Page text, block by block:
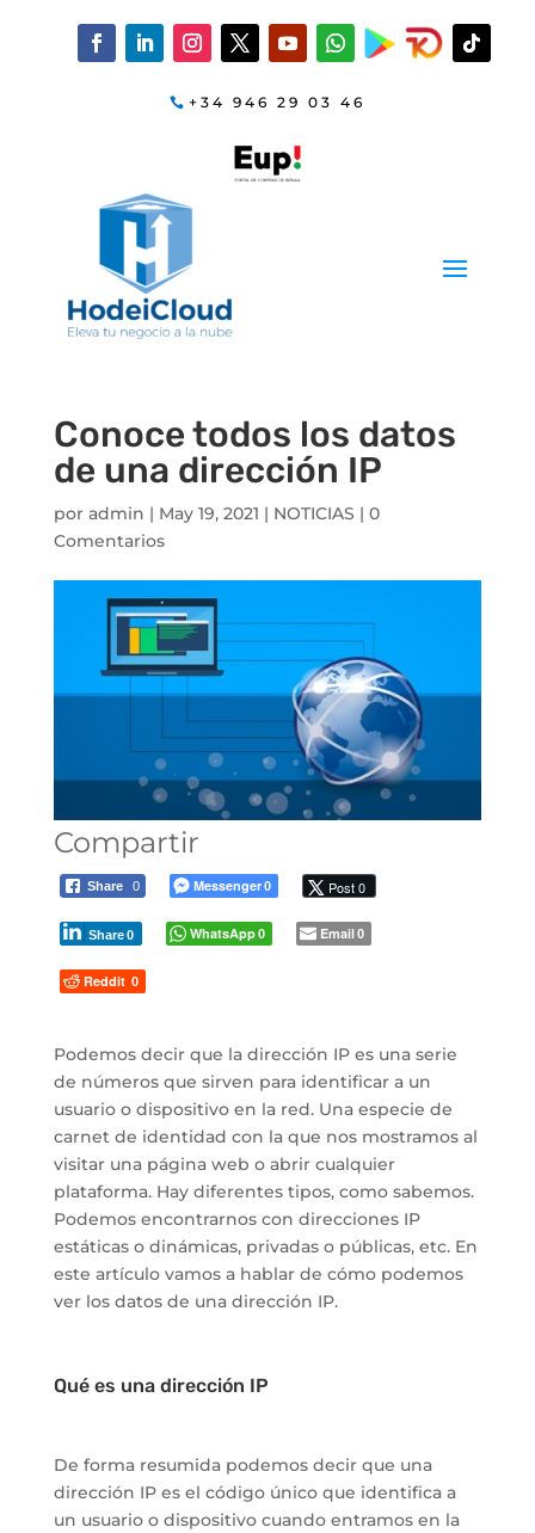
+34 946 29 03 46
Conoce todos los datos
de una dirección IP
por admin | May 19, 2021 | NOTICIAS | 0
Comentarios
Compartir
Share 0 Messenger0 Post 0
Share0 WhatsApp0 Email0
Reddit 0
Podemos decir que la dirección IP es una serie
de números que sirven para identificar a un
usuario o dispositivo en la red. Una especie de
carnet de identidad con la que nos mostramos al
visitar una página web o abrir cualquier
plataforma. Hay diferentes tipos, como sabemos.
Podemos encontrarnos con direcciones IP
estáticas o dinámicas, privadas o públicas, etc. En
este artículo vamos a hablar de cómo podemos
ver los datos de una dirección IP.
Qué es una dirección IP
De forma resumida podemos decir que una
dirección IP es el código único que identifica a
un usuario o dispositivo cuando entramos en la